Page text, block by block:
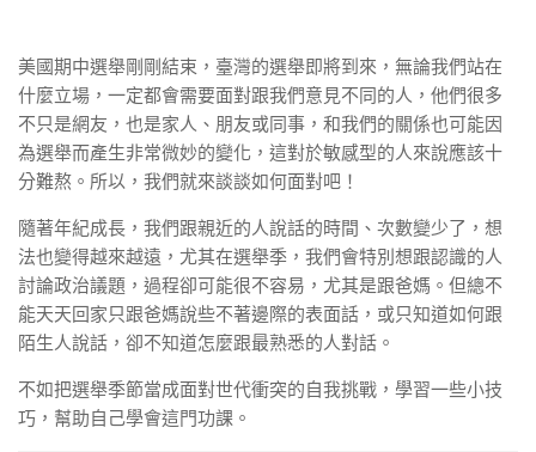
美國期中選舉剛剛結束，臺灣的選舉即將到來，無論我們站在
什麼立場，一定都會需要面對跟我們意見不同的人，他們很多
不只是網友，也是家人、朋友或同事，和我們的關係也可能因
為選舉而產生非常微妙的變化，這對於敏感型的人來說應該十
分難熬。所以，我們就來談談如何面對吧！
隨著年紀成長，我們跟親近的人說話的時間、次數變少了，想
法也變得越來越遠，尤其在選舉季，我們會特別想跟認識的人
討論政治議題，過程卻可能很不容易，尤其是跟爸媽。但總不
能天天回家只跟爸媽說些不著邊際的表面話，或只知道如何跟
陌生人說話，卻不知道怎麼跟最熟悉的人對話。
不如把選舉季節當成面對世代衝突的自我挑戰，學習一些小技
巧，幫助自己學會這門功課。